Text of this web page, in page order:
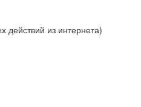
действий из интернета)